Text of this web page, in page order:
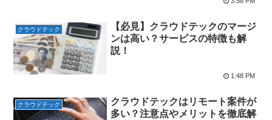
クラウドテック
【必見】クラウドテックのマージ
ンは高い？サービスの特徴も解
説！
1:48 PM
クラウドテック
クラウドテックはリモート案件が
多い？注意点やメリットを徹底解